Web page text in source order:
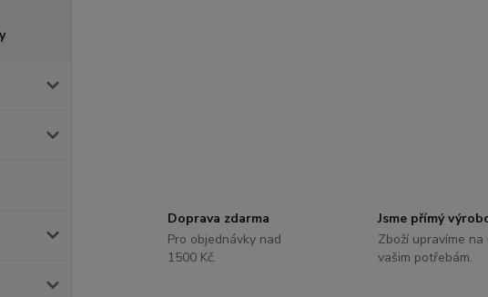
Doprava zdarma
Pro objednávky nad
1500 Kč.
Jsme přímý
Zboží upravíme na
vašim potřebám.